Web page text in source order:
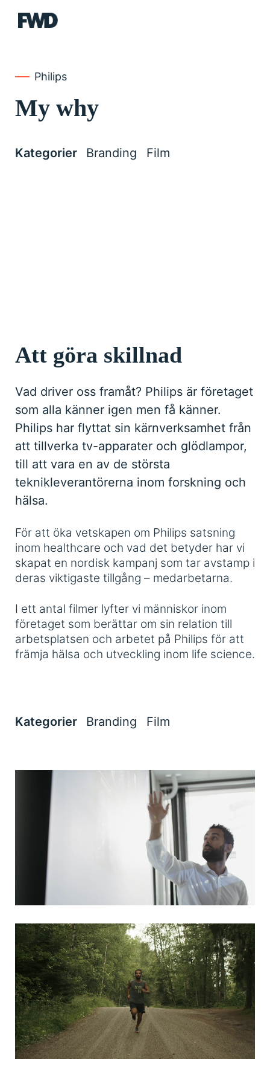
FWD
Philips
My why
Kategorier Branding Film
Att göra skillnad
Vad driver oss framåt? Philips är företaget
som alla känner igen men få känner.
Philips har flyttat sin kärnverksamhet från
att tillverka tv-apparater och glödlampor,
till att vara en av de största
teknikleverantörerna inom forskning och
hälsa.
För att öka vetskapen om Philips satsning
inom healthcare och vad det betyder har vi
skapat en nordisk kampanj som tar avstamp i
deras viktigaste tillgång – medarbetarna.
I ett antal filmer lyfter vi människor inom
företaget som berättar om sin relation till
arbetsplatsen och arbetet på Philips för att
främja hälsa och utveckling inom life science.
Kategorier Branding Film